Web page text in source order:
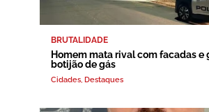
BRUTALIDADE
Homem mata rival com facadas e
botijão de gás
Cidades, Destaques